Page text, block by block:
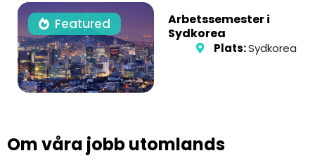
Featured
Arbetssemester i
Sydkorea
Plats:Sydkorea
Om våra jobb utomlands